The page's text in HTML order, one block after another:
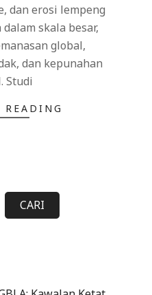
dan erosi lempeng
skala besar,
global,
dan kepunahan
Studi
CARI